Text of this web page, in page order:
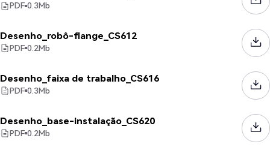
PDF 0.3Mb
Desenho_robô-flange_CS612
PDF 0.2Mb
Desenho_faixa de trabalho_CS616
PDF 0.3Mb
Desenho_base-instalação_CS620
PDF 0.2Mb